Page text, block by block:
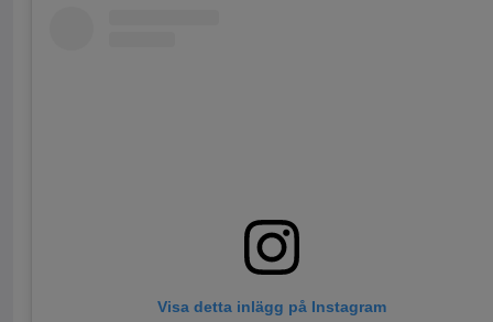
Visa detta inlägg på Instagram